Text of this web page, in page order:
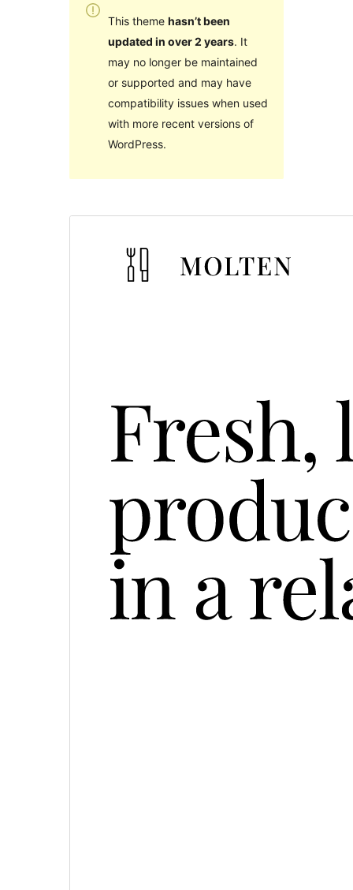
This theme hasn’t been
updated in over 2 years. It
may no longer be maintained
or supported and may have
compatibility issues when used
with more recent versions of
WordPress.